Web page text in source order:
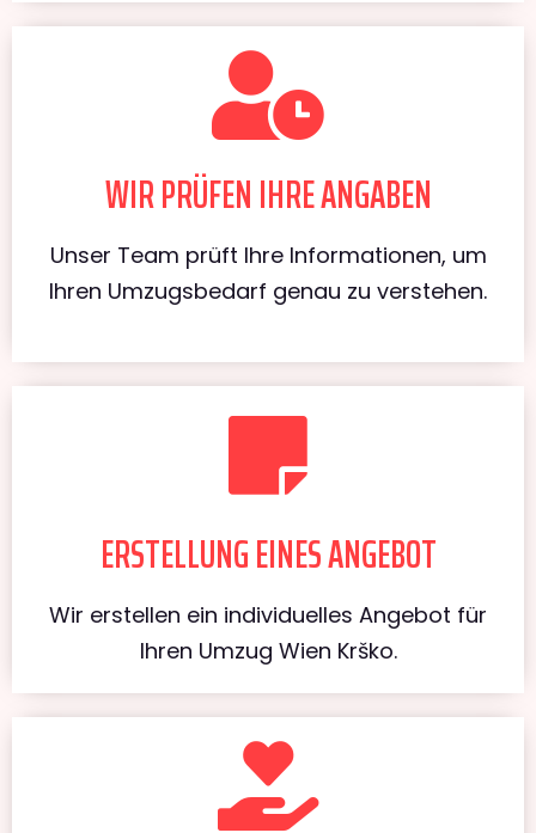
WIR PRÜFEN IHRE ANGABEN
Unser Team prüft Ihre Informationen, um
Ihren Umzugsbedarf genau zu verstehen.
ERSTELLUNG EINES ANGEBOT
Wir erstellen ein individuelles Angebot für
Ihren Umzug Wien Krško.